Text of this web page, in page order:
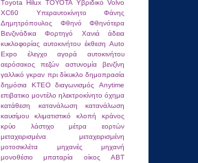
Τoyota Hilux ΤΟΥΟΤΑ Υβριδικό Volvo
XC60
Υπεραυτοκίνητο
Φάνης
Δημητρόπουλος
Φθηνό
Φθηνότερα
Βενζινάδικα
Φορτηγό Χανιά
άδεια
κυκλοφορίας αυτοκινήτου έκθεση Auto
Expo
έλεγχο
αγορά αυτοκινήτου
αερόσακος πεζών
αστυνομία
βενζίνη
γαλλικό γκραν πρι δίκυκλο δημοπρασία
δημόσια ΚΤΕΟ
διαγωνισμός Anytime
επιβατικο μοντέλο ηλεκτροκίνητο όχημα
κατάθεση
κατανάλωση
κατανάλωση
καυσίμου
κλιματιστικό κλοπή
κράνος
κρύο
λάστιχο
μέτρα εορτών
μεταχειρισμένα
μεταχειρισμένη
μοτοσικλέτα
μηχανές
μηχανή
μονοθέσιο
μπαταρία οίκος ABT